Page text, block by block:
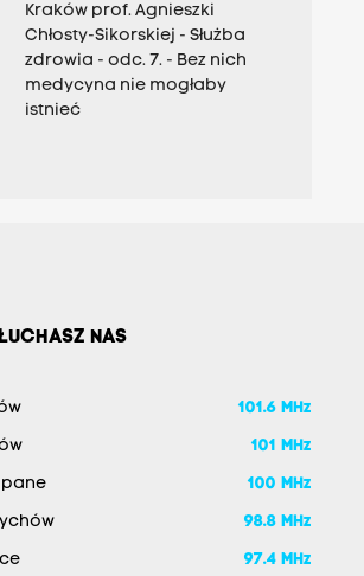
Kraków prof. Agnieszki
Chłosty-Sikorskiej - Służba
zdrowia - odc. 7. - Bez nich
medycyna nie mogłaby
istnieć
NAS
101.6 MHz
101 MHz
100 MHz
98.8 MHz
97.4 MHz